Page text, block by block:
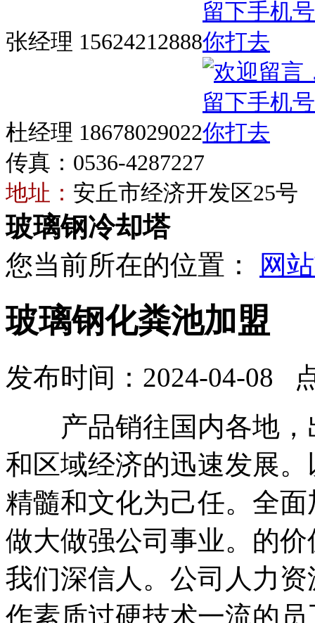
张经理 15624212888
杜经理 18678029022
传真：0536-4287227
地址： 安丘市经济开发区25号
玻璃钢冷却塔
您当前所在的位置：
网
玻璃钢化粪池加盟
发布时间：2024-04-08
产品销往国内各地，
和区域经济的迅速发展
精髓和文化为己任。全
做大做强公司事业。的
我们深信人。公司人力
作素质过硬技术一流的